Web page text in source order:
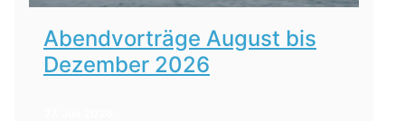
Abendvorträge August bis
Dezember 2026